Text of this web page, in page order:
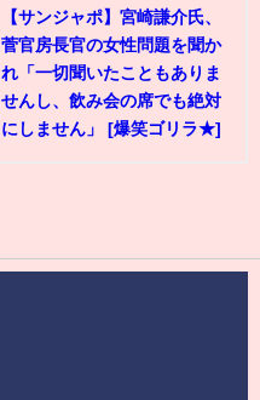
【サンジャポ】宮崎謙介氏、
菅官房長官の女性問題を聞か
れ「一切聞いたこともありま
せんし、飲み会の席でも絶対
にしません」 [爆笑ゴリラ★]